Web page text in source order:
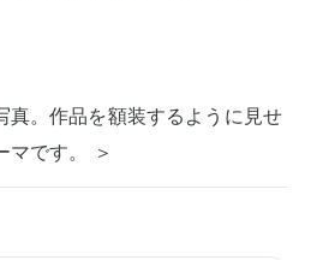
真。作品を額装するように見せ
マです。 ＞